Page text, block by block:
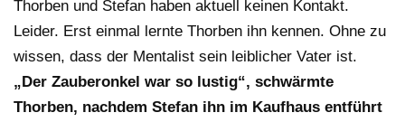
Thorben und Stefan haben aktuell keinen Kontakt.
Leider. Erst einmal lernte Thorben ihn kennen. Ohne zu
wissen, dass der Mentalist sein leiblicher Vater ist.
„Der Zauberonkel war so lustig“, schwärmte
Thorben, nachdem Stefan ihn im Kaufhaus entführt